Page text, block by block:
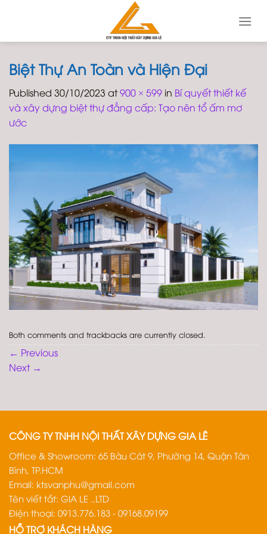
Biệt Thự An Toàn và Hiện Đại
Published 30/10/2023 at900 × 599 in Bí quyết thiết kế
và xây dựng biệt thự đẳng cấp: Tạo nên tổ ấm mơ
ước
Both comments and trackbacks are currently closed.
← Previous
Next →
CÔNG TY TNHH NỘI THẤT XÂY DỰNG GIA LÊ
Office & Showroom: 65 Bàu Cát 9, Phường 14, Quận Tân
Bình, TP.HCM
Email: ktsvanphu@gmail.com
Tên viết tắt: GIA LE .,LTD
Điện thoại: 0913.776.183 - 09168.09199
HỖ TRỢ KHÁCH HÀNG